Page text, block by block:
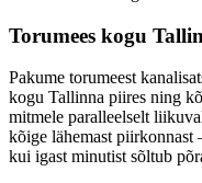
Torumees kogu
Pakume torumeest
kogu Tallinna piires ning
mitmele paralleelselt
kõige lähemast
kui igast minutist sõltub